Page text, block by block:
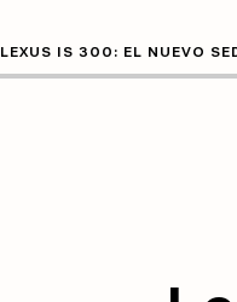
LEXUS IS 300: EL NUEVO